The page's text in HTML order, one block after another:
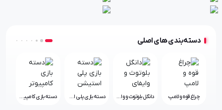
دسته‌بندی های اصلی
چراغ قوه و لامپ دانگل بلوتوث و وایفای دسته بازی پلی استیشن دسته بازی کامپیوتر